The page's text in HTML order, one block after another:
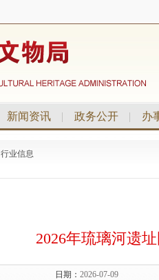
新闻资讯 | 政务公开 | 办
行业信息
2026年琉璃河遗
日期： 2026-07-09